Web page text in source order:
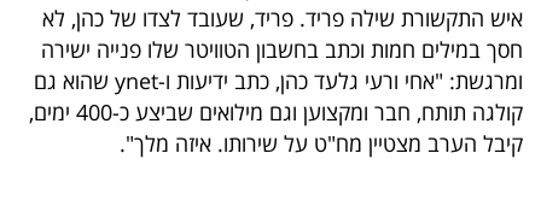
פרסמו
באייס
עקבו
אחרינו:
איש התקשורת שילה פריד. פריד, שעובד לצדו של כהן, לא
חסך במילים חמות וכתב בחשבון הטוויטר שלו פנייה ישירה
ומרגשת: "אחי ורעי גלעד כהן, כתב ידיעות ו-ynet שהוא גם
קולגה תותח, חבר ומקצוען וגם מילואים שביצע כ-400 ימים,
קיבל הערב מצטיין מח"ט על שירותו. איזה מלך".